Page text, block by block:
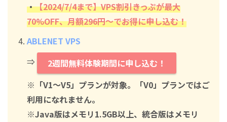
・【2024/7/4まで】VPS割引きっぷが最大
70%OFF、月額296円～でお得に申し込む！
ABLENET VPS
⇒
2週間無料体験期間に申し込む！
※「V1～V5」プランが対象。「V0」プランではご
利用になれません。
※Java版はメモリ1.5GB以上、統合版はメモリ